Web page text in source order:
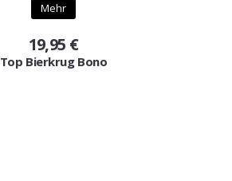
Mehr
19,95 €
Top Bierkrug Bono